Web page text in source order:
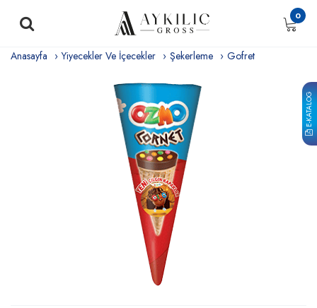
E-KATALOG
0
Anasayfa Yiyecekler Ve İçecekler Şekerleme Gofret